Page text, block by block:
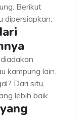
Berikut
dipersiapkan:
kampung lain.
Dari situ,
lebih baik.